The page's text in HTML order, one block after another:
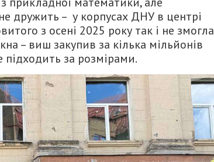
дружить – у корпусах ДНУ в центрі
з осені 2025 року так і не змогла
– виш закупив за кілька мільйонів
підходить за розмірами.